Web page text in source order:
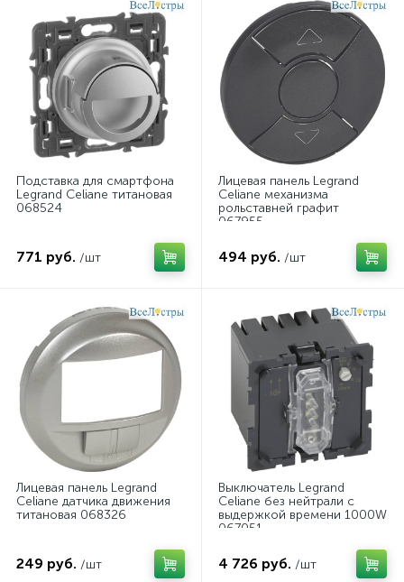
Подставка для смартфона
Legrand Celiane титановая
068524
771 руб. /шт
Лицевая панель Legrand
Celiane механизма
рольставней графит
067955
494 руб. /шт
Лицевая панель Legrand
Celiane датчика движения
титановая 068326
249 руб. /шт
Выключатель Legrand
Celiane без нейтрали с
выдержкой времени 1000W
067051
4 726 руб. /шт